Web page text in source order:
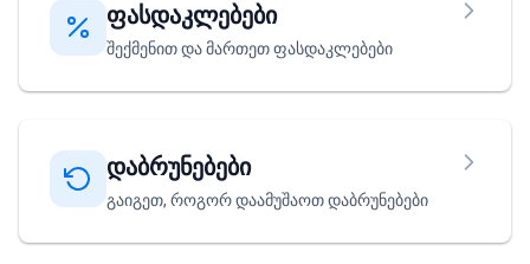
ფასდაკლებები
შექმენით და მართეთ ფასდაკლებები
დაბრუნებები
გაიგეთ, როგორ დაამუშაოთ დაბრუნებები